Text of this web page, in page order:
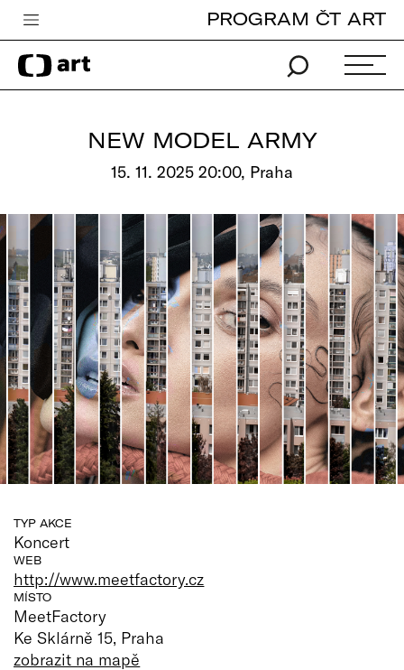
Česká televize
Zpravodajství
Pro děti
edu
Vše o ČT
PROGRAM ČT ART
NEW MODEL ARMY
15. 11. 2025 20:00, Praha
TYP AKCE
Koncert
WEB
http://www.meetfactory.cz
MÍSTO
MeetFactory
Ke Sklárně 15, Praha
zobrazit na mapě